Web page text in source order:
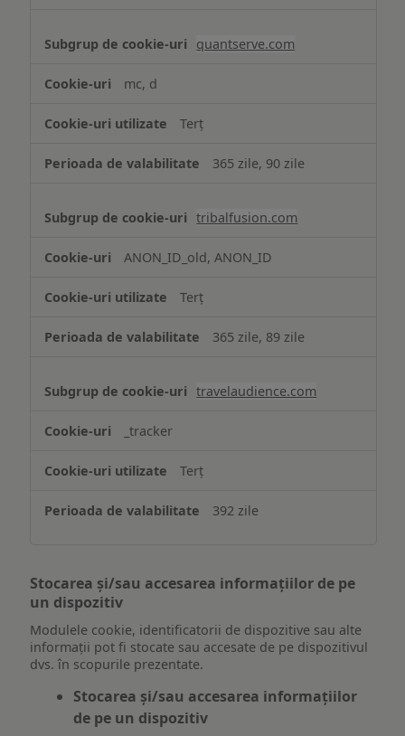
quantserve.com
mc, d
Terț
365 zile, 90 zile
tribalfusion.com
ANON_ID_old, ANON_ID
Terț
365 zile, 89 zile
travelaudience.com
_tracker
Terț
392 zile
Stocarea și/sau accesarea informațiilor de pe
un dispozitiv
Modulele cookie, identificatorii de dispozitive sau alte
informații pot fi stocate sau accesate de pe dispozitivul
dvs. în scopurile prezentate.
Stocarea și/sau accesarea informațiilor
de pe un dispozitiv